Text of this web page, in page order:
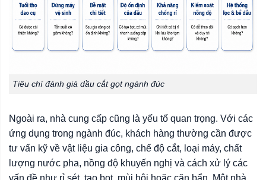
Tiêu chí đánh giá dầu cắt gọt ngành đúc
Ngoài ra, nhà cung cấp cũng là yếu tố quan trọng. Với các
ứng dụng trong ngành đúc, khách hàng thường cần được
tư vấn kỹ về vật liệu gia công, chế độ cắt, loại máy, chất
lượng nước pha, nồng độ khuyến nghị và cách xử lý các